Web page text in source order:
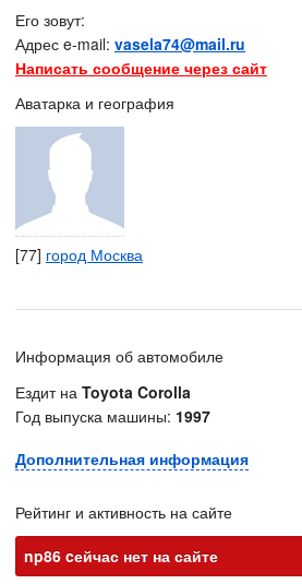
Его зовут:
Адрес e-mail: vasela74@mail.ru
Написать сообщение через сайт
Аватарка и география
[77] город Москва
Информация об автомобиле
Ездит на Toyota Corolla
Год выпуска машины: 1997
Дополнительная информация
Рейтинг и активность на сайте
np86 cейчас нет на сайте